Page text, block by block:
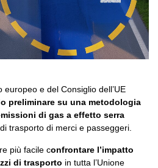
e del Consiglio dell’UE
preliminare su una metodologia
di gas a effetto serra
trasporto di merci e passeggeri.
più facile confrontare l’impatto
di trasporto in tutta l’Unione